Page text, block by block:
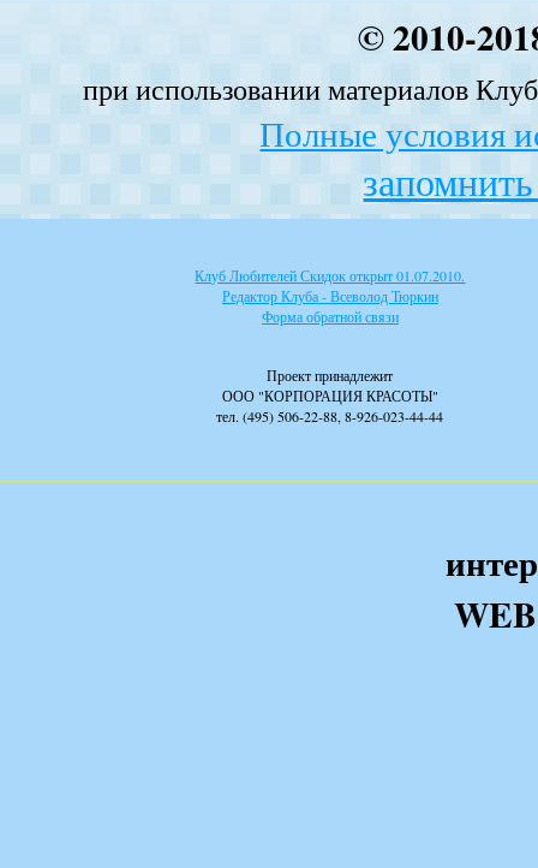
© 2010-
при использовании материалов
Полные условия
Клуб Любителей Скидок открыт 01.07.2010.
Редактор Клуба - Всеволод Тюркин
Форма обратной связи
Проект принадлежит
ООО "КОРПОРАЦИЯ КРАСОТЫ"
тел. (495) 506-22-88, 8-926-023-44-44